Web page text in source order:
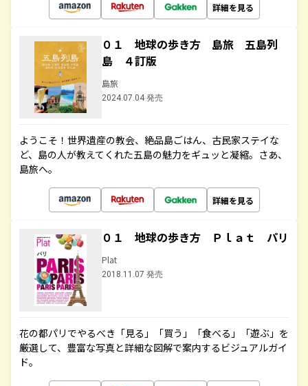
詳細を見る
０１ 地球の歩き方 島旅 五島列
島 ４訂版
島旅
2024.07.04 発売
ようこそ！世界遺産の教会、絶品島ごはん、古民家ステイな
ど、島の人が教えてくれた五島の魅力をギュッと凝縮。さあ、
島旅へ。
詳細を見る
０１ 地球の歩き方 Ｐｌａｔ パリ
Plat
2018.11.07 発売
花の都パリでやるべき「見る」「買う」「食べる」「遊ぶ」を
厳選して、豊富な写真と詳細な図解で案内するビジュアルガイ
ド。